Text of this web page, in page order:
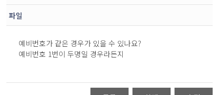
파일
예비번호가 같은 경우가 있을 수 있나요?
예비번호 1번이 두명일 경우라든지